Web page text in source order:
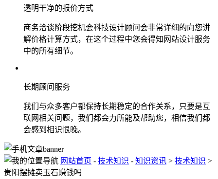
透明干净的报价方式
商务洽谈阶段挖机会科技设计顾问会非常详细的向您讲
解价格计算方式，在这个过程中您会得知网站设计服务
中的所有细节。
长期顾问服务
我们与众多客户都保持长期稳定的合作关系，只要是互
联网相关问题，我们都会力所能及帮助您，相信我们都
会感到相识恨晚。
网站首页 - 技术知识 - 知识资讯 > 技术知识 >
贵阳摆摊卖玉石赚钱吗